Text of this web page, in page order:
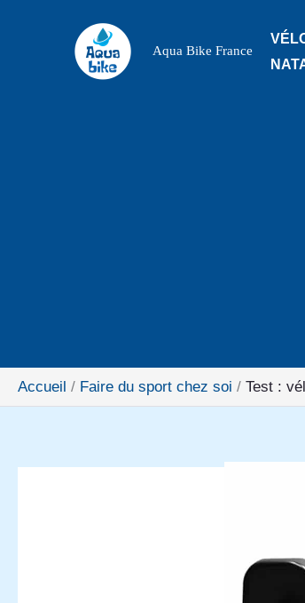
Aqua Bike France
Accueil Faire du sport chez soi Test :